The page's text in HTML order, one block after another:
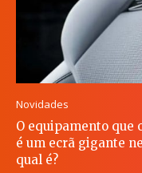
Novidades
O equipamento que
é um ecrã gigante
qual é?